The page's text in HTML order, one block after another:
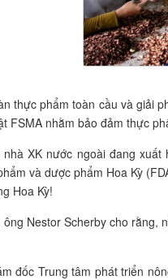
thực phẩm toàn cầu và giải
FSMA nhằm bảo đảm thực
XK nước ngoài đang
và dược phẩm Hoa Kỳ
Hoa Kỳ!
Nestor Scherby cho
đốc Trung tâm phát triển